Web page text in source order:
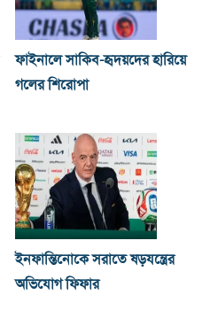
ফাইনালে সাকিব-হৃদয়দের হারিয়ে
গলের শিরোপা
ইনফান্তিনোকে সরাতে ষড়যন্ত্রের
অভিযোগ ফিফার